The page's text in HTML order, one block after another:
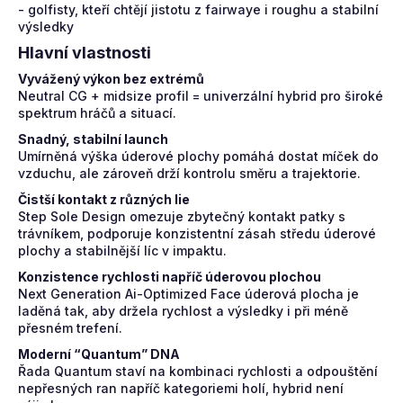
- golfisty, kteří chtějí jistotu z fairwaye i roughu a stabilní
výsledky
Hlavní vlastnosti
Vyvážený výkon bez extrémů
Neutral CG + midsize profil = univerzální hybrid pro široké
spektrum hráčů a situací.
Snadný, stabilní launch
Umírněná výška úderové plochy pomáhá dostat míček do
vzduchu, ale zároveň drží kontrolu směru a trajektorie.
Čistší kontakt z různých lie
Step Sole Design omezuje zbytečný kontakt patky s
trávníkem, podporuje konzistentní zásah středu úderové
plochy a stabilnější líc v impaktu.
Konzistence rychlosti napříč úderovou plochou
Next Generation Ai-Optimized Face úderová plocha je
laděná tak, aby držela rychlost a výsledky i při méně
přesném trefení.
Moderní “Quantum” DNA
Řada Quantum staví na kombinaci rychlosti a odpouštění
nepřesných ran napříč kategoriemi holí, hybrid není